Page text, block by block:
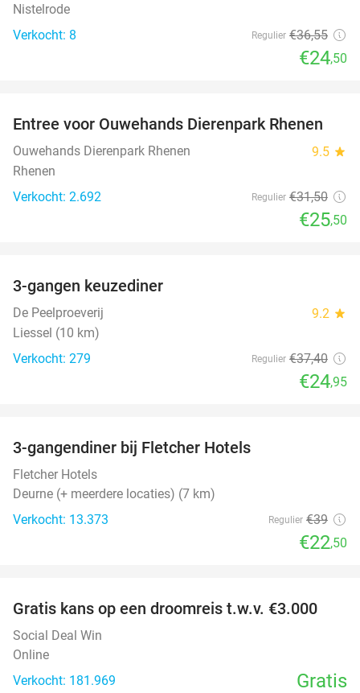
Nistelrode
Verkocht: 8
Regulier €36,55
€24,50
19%
TODAY
Entree voor Ouwehands Dierenpark Rhenen
Ouwehands Dierenpark Rhenen 9.5 star
Rhenen
Verkocht: 2.692
Regulier €31,50
€25,50
3-gangen keuzediner
De Peelproeverij 9.2 star
Liessel (10 km)
Verkocht: 279
Regulier €37,40
€24,95
3-gangendiner bij Fletcher Hotels
Fletcher Hotels
Deurne (+ meerdere locaties) (7 km)
Verkocht: 13.373
Regulier €39
€22,50
Gratis kans op een droomreis t.w.v. €3.000
Social Deal Win
Online
Verkocht: 181.969
Gratis